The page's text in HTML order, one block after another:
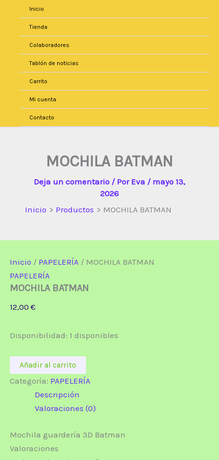
contenido
Inicio
Tienda
Colaboradores
Tablón de noticias
Carrito
Mi cuenta
Contacto
MOCHILA BATMAN
Deja un comentario / Por Eva / mayo 13,
2026
Inicio
Productos MOCHILA BATMAN
Inicio / PAPELERÍA / MOCHILA BATMAN
PAPELERÍA
MOCHILA BATMAN
12,00 €
Disponibilidad: 1 disponibles
MOCHILA
BATMAN
cantidad
Añadir al carrito
Categoría: PAPELERÍA
Descripción
Valoraciones (0)
Mochila guardería 3D Batman
Valoraciones